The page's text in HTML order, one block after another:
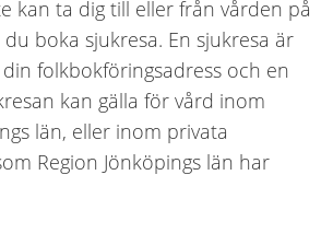
kan ta dig till eller från vården på
boka sjukresa. En sjukresa är
folkbokföringsadress och en
kan gälla för vård inom
län, eller inom privata
Region Jönköpings län har